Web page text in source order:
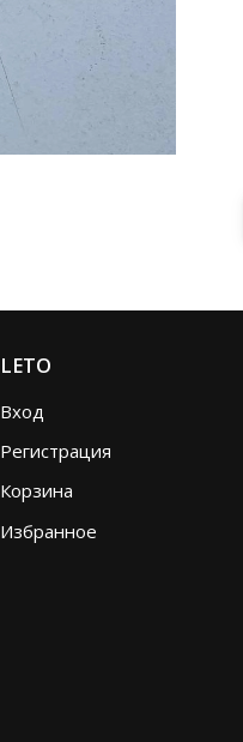
LETO
Вход
Регистрация
Корзина
Избранное